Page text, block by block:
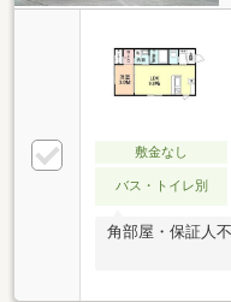
敷金なし
バス・トイレ別
角部屋・保証人